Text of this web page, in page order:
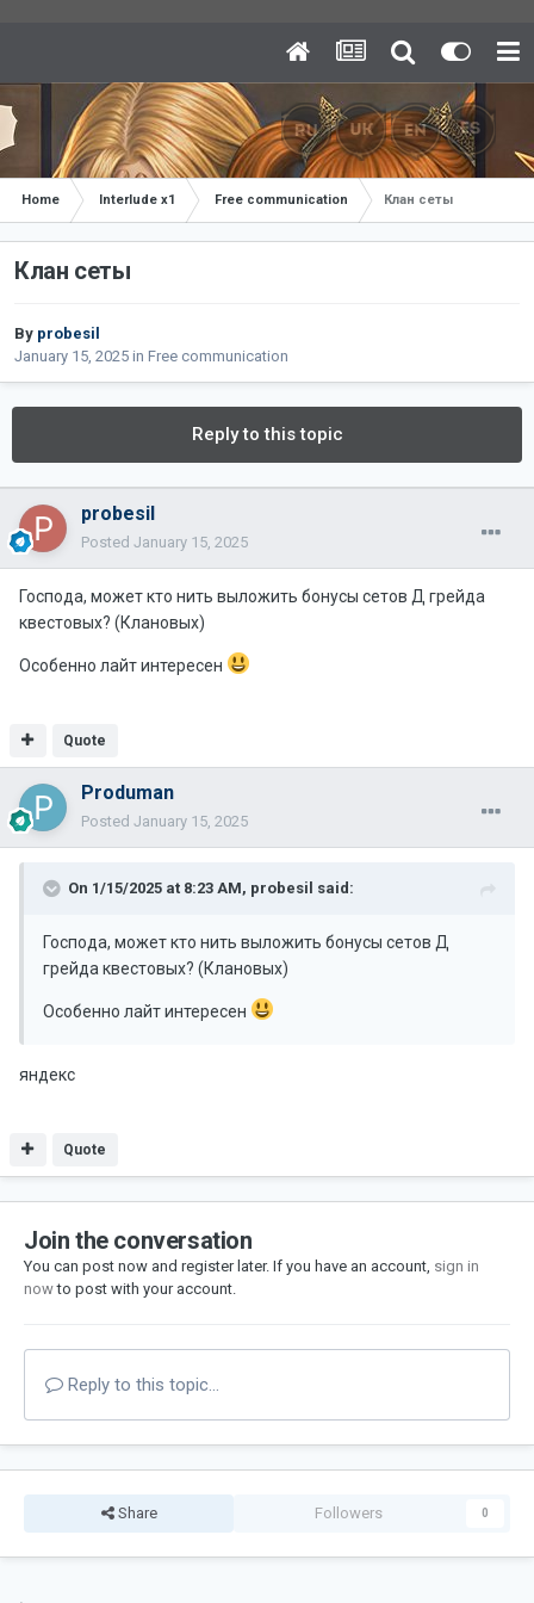
Home Interlude x1 Free communication Клан сеты
Клан сеты
By probesil
January 15, 2025 in Free communication
Reply to this topic
probesil
Posted January 15, 2025
Господа, может кто нить выложить бонусы сетов Д грейда
квестовых? (Клановых)
Особенно лайт интересен
Quote
Produman
Posted January 15, 2025
On 1/15/2025 at 8:23 AM, probesil said:
Господа, может кто нить выложить бонусы сетов Д
грейда квестовых? (Клановых)
Особенно лайт интересен
яндекс
Quote
Join the conversation
You can post now and register later. If you have an account, sign in
nowto post with your account.
Reply to this topic...
Share Followers 0